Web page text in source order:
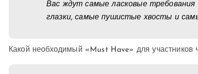
Вас ждут самые ласковые
глазки, самые пушистые хвосты и
Какой необходимый «Must Have» для участников